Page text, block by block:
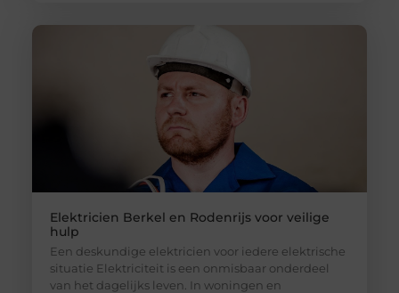
Elektricien Berkel en Rodenrijs voor veilige
hulp
Een deskundige elektricien voor iedere elektrische
situatie Elektriciteit is een onmisbaar onderdeel
van het dagelijks leven. In woningen en